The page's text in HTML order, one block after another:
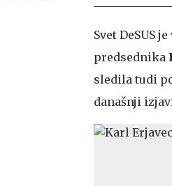
Svet DeSUS
predsednika
sledila tudi
današnji